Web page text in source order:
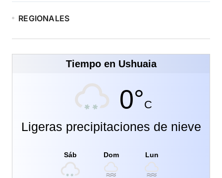
REGIONALES
Tiempo en Ushuaia
0°C
Ligeras precipitaciones de nieve
Sáb Dom Lun